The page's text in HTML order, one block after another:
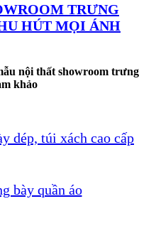
TRƯNG
HÚT MỌI ÁNH
nội thất showroom trưng
khảo
dép, túi xách cao cấp
bày quần áo